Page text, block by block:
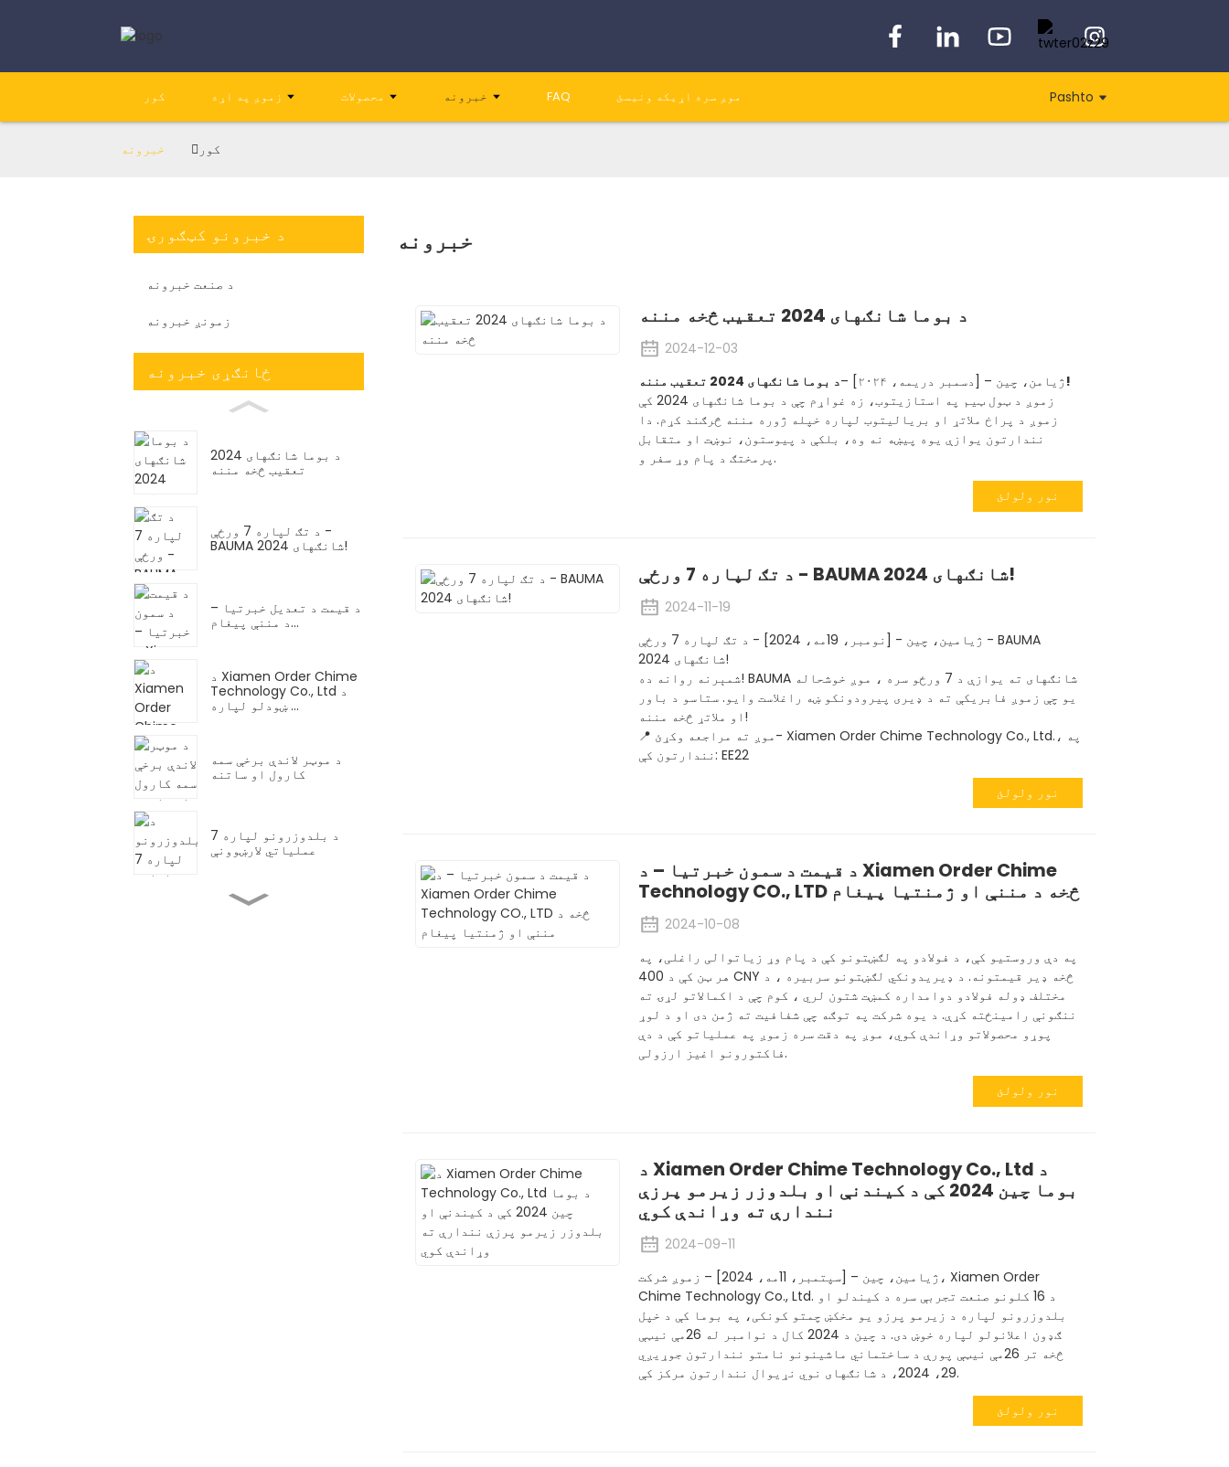
کور زموږ په اړه محصولات خبرونه FAQ موږ سره اړیکه ونیسئ Pashto
کور خبرونه
د خبرونو کټګورۍ
د صنعت خبرونه
زمونږ خبرونه
ځانګړی خبرونه
د بوما شانګهای 2024
تعقیب څخه مننه
د تګ لپاره 7 ورځې -
BAUMA شانګهای 2024!
د قیمت د تعدیل خبرتیا –
د مننې پیغام...
د Xiamen Order Chime
Technology Co., Ltd د
ښودلو لپاره ...
د موټر لاندې برخې سمه
کارول او ساتنه
د بلدوزرونو لپاره 7
عملیاتي لارښوونې
د بلدوزرونو لپاره د
خبرونه
د بوما شانګهای 2024 تعقیب څخه مننه
2024-12-03
ژیامن، چین – [دسمبر دریمه، ۲۰۲۴] – د بوما شانګهای 2024 تعقیب مننه!
زموږ د ټول ټیم ​​په استازیتوب، زه غواړم چې د بوما شانګهای 2024 کې
زموږ د پراخ ملاتړ او بریالیتوب لپاره خپله ژوره مننه څرګند کړم. دا
نندارتون یوازې یوه پیښه نه وه، بلکې د پیوستون، نوښت او متقابل
پرمختګ د پام وړ سفر و.
نور ولولئ
د تګ لپاره 7 ورځې - BAUMA شانګهای 2024!
2024-11-19
ژیامین، چین - [نومبر، 19مه، 2024] - د تګ لپاره 7 ورځې - BAUMA
شانګهای 2024!
شمېرنه روانه ده! BAUMA شانګهای ته یوازې د 7 ورځو سره ، موږ خوشحاله
یو چې زموږ فابریکې ته د ډیری پیرودونکو ښه راغلاست وایو. ستاسو د باور
او ملاتړ څخه مننه!
📍 موږ ته مراجعه وکړئ- Xiamen Order Chime Technology Co., Ltd.، په
نندارتون کې: EE22
نور ولولئ
د قیمت د سمون خبرتیا – د Xiamen Order Chime
Technology CO., LTD څخه د مننې او ژمنتیا پیغام
2024-10-08
په دې وروستیو کې، د فولادو په لګښتونو کې د پام وړ زیاتوالی راغلی، په
هر ټن کې د 400 CNY څخه ډیر قیمتونه. د ډیریدونکي لګښتونو سربیره ، د
مختلف ډوله فولادو دوامداره کمښت شتون لري ، کوم چې د اکمالاتو لړۍ ته
ننګونې رامینځته کړې. د یوه شرکت په توګه چې شفافیت ته ژمن دی او د لوړ
پوړو محصولاتو وړاندې کوي، موږ په دقت سره زموږ په عملیاتو کې د دې
فاکتورونو اغیز ارزولی.
نور ولولئ
د Xiamen Order Chime Technology Co., Ltd د
بوما چین 2024 کې د کیندنې او بلدوزر زیرمو پرزې
نندارې ته وړاندې کوي
2024-09-11
ژیامین، چین – [سپتمبر، 11مه، 2024] – زموږ شرکت، Xiamen Order
Chime Technology Co., Ltd. د 16 کلونو صنعت تجربې سره د کیندلو او
بلدوزرونو لپاره د زیرمو پرزو یو مخکښ چمتو کونکی، په بوما کې د خپل
ګډون اعلانولو لپاره خوښ دی. د چين د 2024 کال د نوامبر له 26مې نيټې
څخه تر 26مې نيټې پورې د ساختماني ماشينونو نامتو نندارتون جوړيږي
29، 2024، د شانګهای نوي نړیوال نندارتون مرکز کې.
نور ولولئ